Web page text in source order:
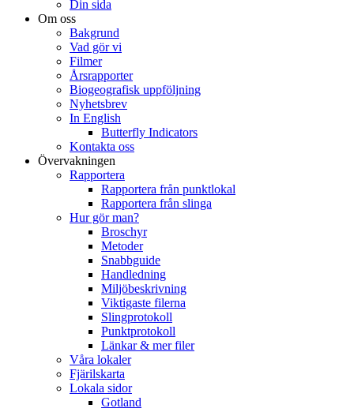
Din sida
Om oss
Bakgrund
Vad gör vi
Filmer
Årsrapporter
Biogeografisk uppföljning
Nyhetsbrev
In English
Butterfly Indicators
Kontakta oss
Övervakningen
Rapportera
Rapportera från punktlokal
Rapportera från slinga
Hur gör man?
Broschyr
Metoder
Snabbguide
Handledning
Miljöbeskrivning
Viktigaste filerna
Slingprotokoll
Punktprotokoll
Länkar & mer filer
Våra lokaler
Fjärilskarta
Lokala sidor
Gotland